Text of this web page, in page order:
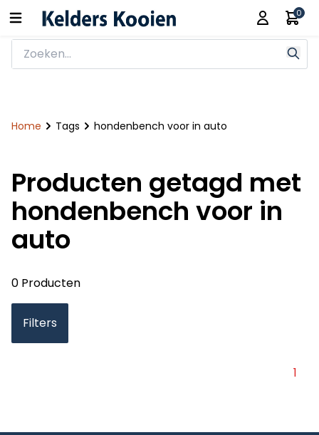
0
Home Tags hondenbench voor in auto
Producten getagd met
hondenbench voor in
auto
0 Producten
Filters
1